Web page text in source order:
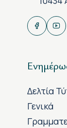
Δελτία
Γενικά